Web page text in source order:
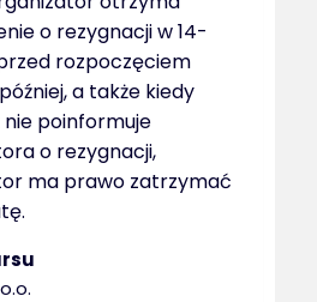
o rezygnacji w 14-
rozpoczęciem
a także kiedy
nie poinformuje
o rezygnacji,
ma prawo zatrzymać